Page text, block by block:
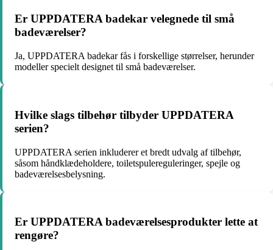
Er UPPDATERA badekar velegnede til små
badeværelser?
Ja, UPPDATERA badekar fås i forskellige størrelser, herunder
modeller specielt designet til små badeværelser.
Hvilke slags tilbehør tilbyder UPPDATERA
serien?
UPPDATERA serien inkluderer et bredt udvalg af tilbehør,
såsom håndklædeholdere, toiletspulereguleringer, spejle og
badeværelsesbelysning.
Er UPPDATERA badeværelsesprodukter lette at
rengøre?